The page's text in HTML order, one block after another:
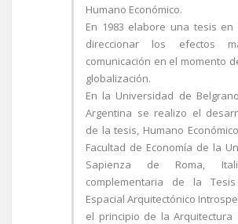
Humano Económico.
En 1983 elabore una tesis en
direccionar los efectos
comunicación en el momento
globalización.
En la Universidad de
Argentina se realizo el
de la tesis, Humano
Facultad de Economía de la
Sapienza de Roma,
complementaria de la
Espacial Arquitectónico
el principio de la Arquitectura